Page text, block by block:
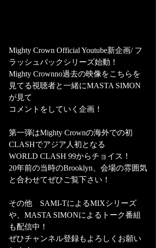
Mighty Crown Official Youtube新企画/ フ
ラッシュバックシリーズ始動！
Mighty Crownno過去の映像をこちらを
見てる視聴者と一緒にMASTA SIMON
が見て
コメントをしていく企画！
第一弾はMighty Crownの海外での初
CLASHでアジア人初となる
WORLD CLASH 99からチョイス！
20年前の当時のBrooklyn、会場の雰囲気
と合わせてぜひご覧下さい！
その他　SAMI-TによるMIXシリーズ
や、MASTA SIMONによるトーク番組
も配信中！
ぜひチャンネル登録もよろしくお願い